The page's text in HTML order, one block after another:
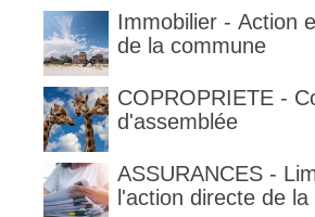
Immobilier - Action
de la commune
COPROPRIETE -
d'assemblée
ASSURANCES -
l'action directe de